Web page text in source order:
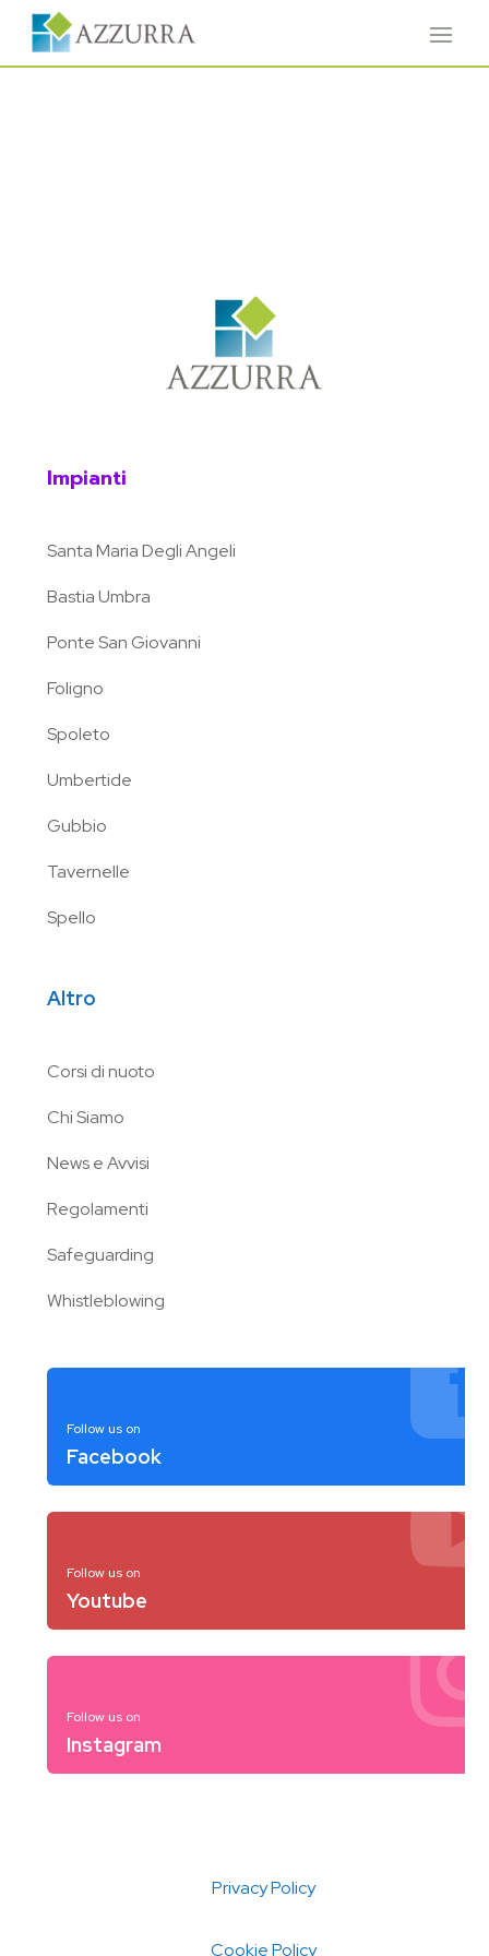
Impianti
Santa Maria Degli Angeli
Bastia Umbra
Ponte San Giovanni
Foligno
Spoleto
Umbertide
Gubbio
Tavernelle
Spello
Altro
Corsi di nuoto
Chi Siamo
News e Avvisi
Regolamenti
Safeguarding
Whistleblowing
Follow us on
Facebook
Follow us on
Youtube
Follow us on
Instagram
Privacy Policy
Cookie Policy